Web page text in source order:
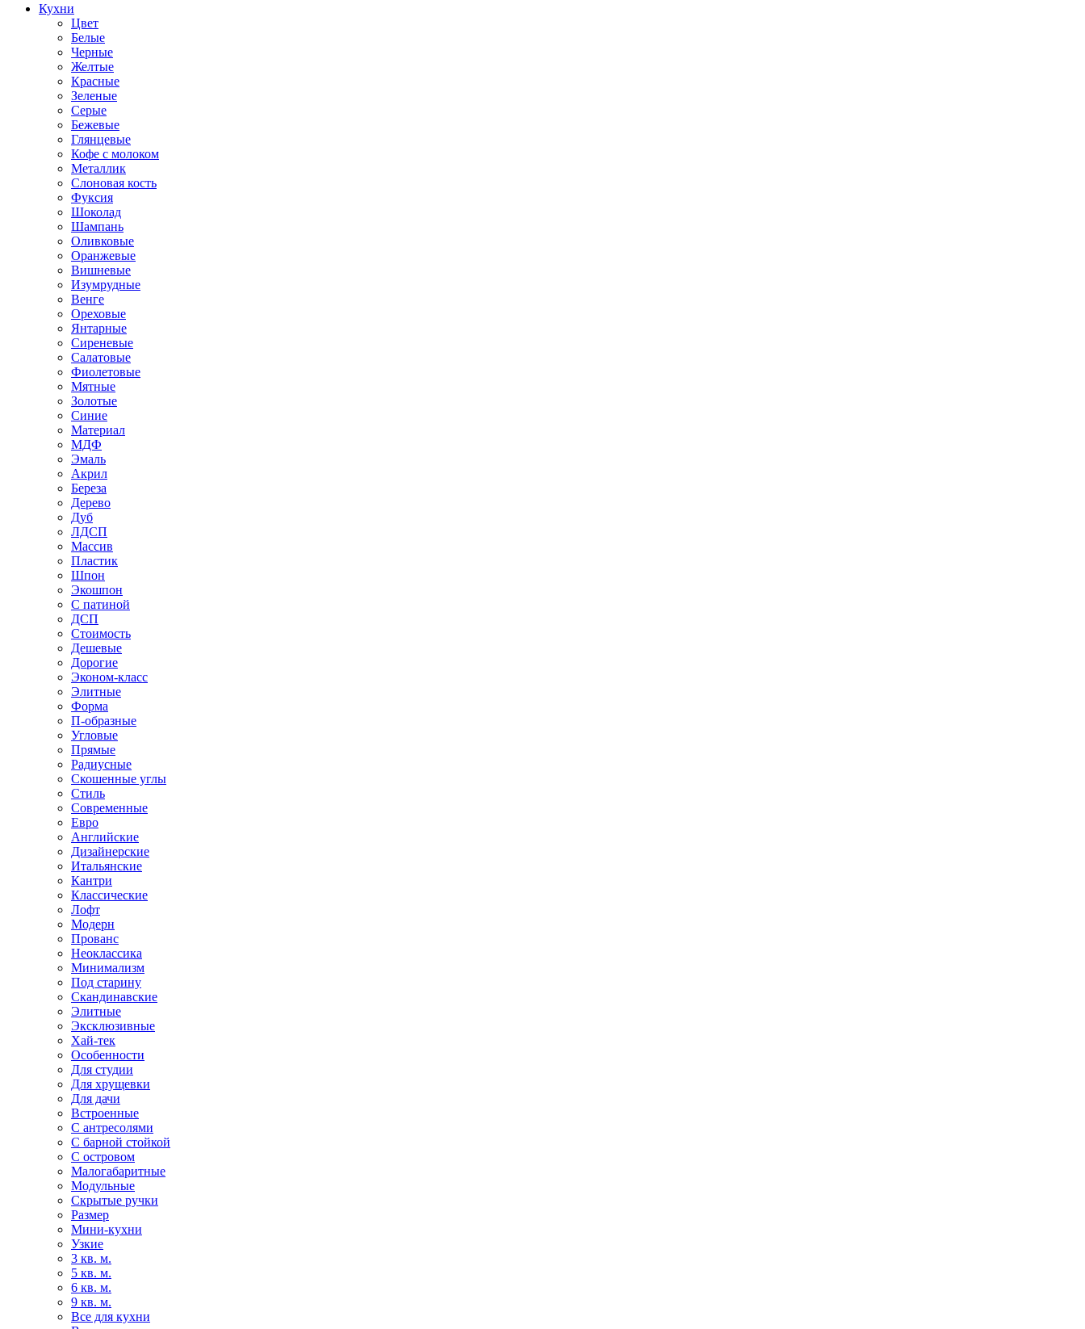
Кухни
Цвет
Белые
Черные
Желтые
Красные
Зеленые
Серые
Бежевые
Глянцевые
Кофе с молоком
Металлик
Слоновая кость
Фуксия
Шоколад
Шампань
Оливковые
Оранжевые
Вишневые
Изумрудные
Венге
Ореховые
Янтарные
Сиреневые
Салатовые
Фиолетовые
Мятные
Золотые
Синие
Материал
МДФ
Эмаль
Акрил
Береза
Дерево
Дуб
ЛДСП
Массив
Пластик
Шпон
Экошпон
С патиной
ДСП
Стоимость
Дешевые
Дорогие
Эконом-класс
Элитные
Форма
П-образные
Угловые
Прямые
Радиусные
Скошенные углы
Стиль
Современные
Евро
Английские
Дизайнерские
Итальянские
Кантри
Классические
Лофт
Модерн
Прованс
Неоклассика
Минимализм
Под старину
Скандинавские
Элитные
Эксклюзивные
Хай-тек
Особенности
Для студии
Для хрущевки
Для дачи
Встроенные
С антресолями
С барной стойкой
С островом
Малогабаритные
Модульные
Скрытые ручки
Размер
Мини-кухни
Узкие
3 кв. м.
5 кв. м.
6 кв. м.
9 кв. м.
Все для кухни